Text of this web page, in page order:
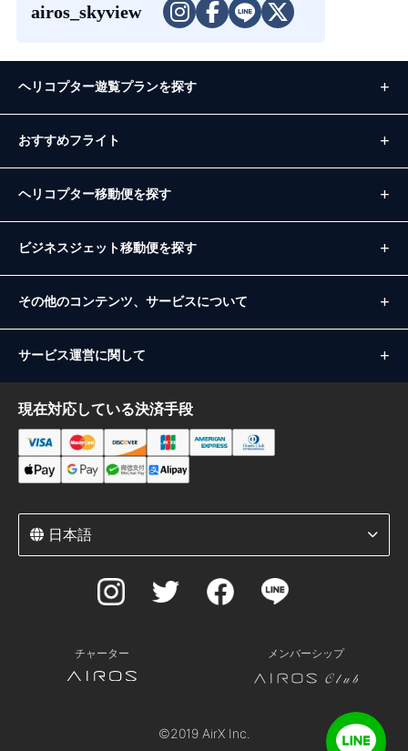
airos_skyview
ヘリコプター遊覧プランを探す
おすすめフライト
ヘリコプター移動便を探す
ビジネスジェット移動便を探す
その他のコンテンツ、サービスについて
サービス運営に関して
現在対応している決済手段
日本語
チャーター メンバーシップ
©2019 AirX Inc.